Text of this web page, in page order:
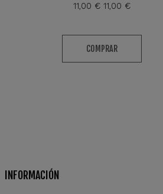
11,00 € 11,00 €
COMPRAR
INFORMACIÓN